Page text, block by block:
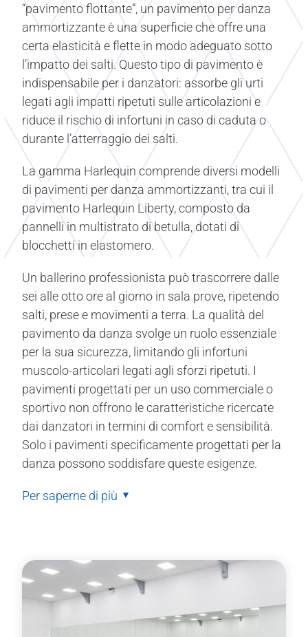
“pavimento flottante”, un pavimento per danza
ammortizzante è una superficie che offre una
certa elasticità e flette in modo adeguato sotto
l’impatto dei salti. Questo tipo di pavimento è
indispensabile per i danzatori: assorbe gli urti
legati agli impatti ripetuti sulle articolazioni e
riduce il rischio di infortuni in caso di caduta o
durante l’atterraggio dei salti.
La gamma Harlequin comprende diversi modelli
di pavimenti per danza ammortizzanti, tra cui il
pavimento Harlequin Liberty, composto da
pannelli in multistrato di betulla, dotati di
blocchetti in elastomero.
Un ballerino professionista può trascorrere dalle
sei alle otto ore al giorno in sala prove, ripetendo
salti, prese e movimenti a terra. La qualità del
pavimento da danza svolge un ruolo essenziale
per la sua sicurezza, limitando gli infortuni
muscolo-articolari legati agli sforzi ripetuti. I
pavimenti progettati per un uso commerciale o
sportivo non offrono le caratteristiche ricercate
dai danzatori in termini di comfort e sensibilità.
Solo i pavimenti specificamente progettati per la
danza possono soddisfare queste esigenze.
Per saperne di più